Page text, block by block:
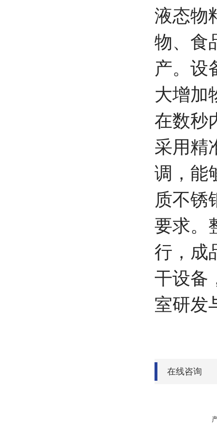
液态物
物、食
产。设
大增加
在数秒
采用精
调，能
质不锈
要求。
行，成
干设备
室研发
在线咨询